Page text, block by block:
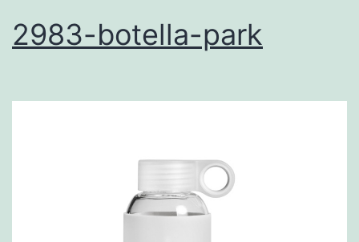
2983-botella-park